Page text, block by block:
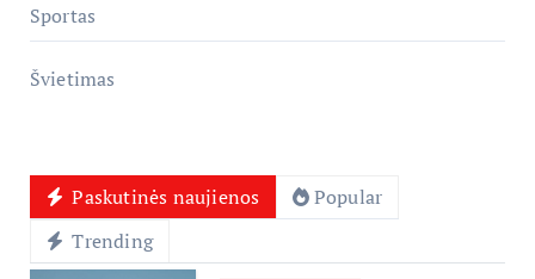
Sportas
Švietimas
Paskutinės naujienos
Popular
Trending